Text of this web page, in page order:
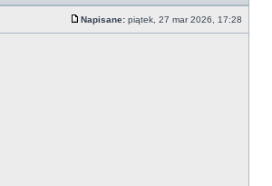
Napisane: piątek, 27 mar 2026, 17:28